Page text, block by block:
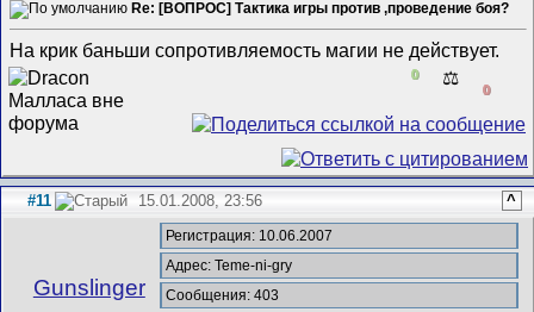
Re: [ВОПРОС] Тактика игры против ,проведение боя?
На крик баньши сопротивляемость магии не действует.
0 ⚖️
0
#11 15.01.2008, 23:56 ^
Gunslinger
Регистрация: 10.06.2007
Адрес: Teme-ni-gry
Сообщения: 403